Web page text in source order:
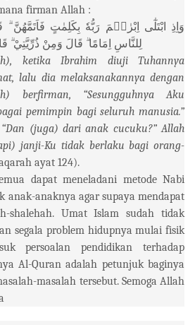
firman Allah :
وَاِذِ ابْتَلٰٓى اِبْرٰهٖمَ رَبُّهٗ بِكَلِمٰتٍ فَاَتَمَّهُنَّ
لِلنَّاسِ اِمَامًا قَالَ وَمِنْ ذُرِّيَّتِيْ
ketika Ibrahim diuji Tuhannya
lalu dia melaksanakannya dengan
berfirman, “Sesungguhnya Aku
pemimpin bagi seluruh manusia.”
(juga) dari anak cucuku?” Allah
janji-Ku tidak berlaku bagi orang-
ayat 124).
dapat meneladani metode Nabi
anak-anaknya agar supaya mendapat
shalehah. Umat Islam sudah tidak
segala problem hidupnya mulai fisik
persoalan pendidikan terhadap
Al-Quran adalah petunjuk baginya
masalah tersebut. Semoga Allah